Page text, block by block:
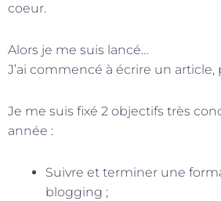
coeur.
Alors je me suis lancé…
J’ai commencé à écrire un article,
Je me suis fixé 2 objectifs très
année :
Suivre et terminer une
blogging ;